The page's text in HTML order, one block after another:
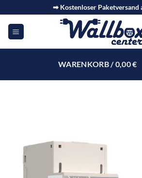
➡ Kostenloser Paketversand
WARENKORB /0,00€